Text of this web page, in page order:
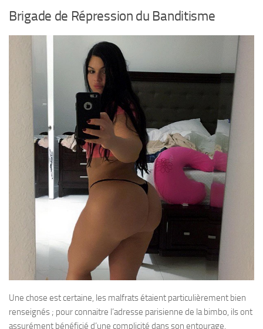
Brigade de Répression du Banditisme
Une chose est certaine, les malfrats étaient particulièrement bien
renseignés ; pour connaitre l’adresse parisienne de la bimbo, ils ont
assurément bénéficié d’une complicité dans son entourage.